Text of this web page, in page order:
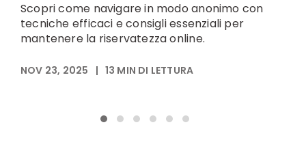
Scopri come navigare in modo anonimo con
tecniche efficaci e consigli essenziali per
mantenere la riservatezza online.
NOV 23, 2025 | 13 MIN DI LETTURA